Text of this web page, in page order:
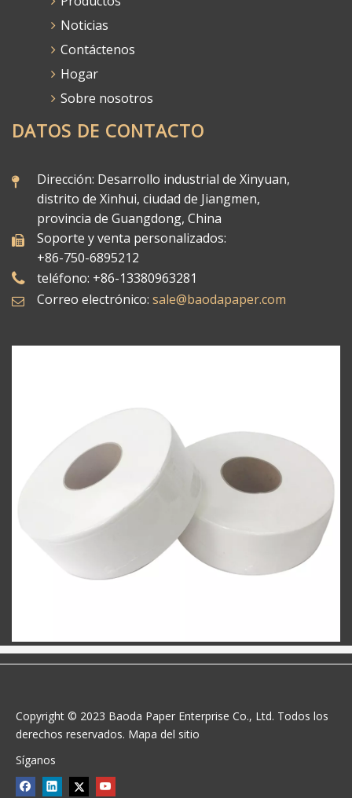
Noticias
Contáctenos
Hogar
Sobre nosotros
DATOS DE CONTACTO
Dirección: Desarrollo industrial de Xinyuan,
distrito de Xinhui, ciudad de Jiangmen,
provincia de Guangdong, China
Soporte y venta personalizados:
+86-750-6895212
teléfono: +86-13380963281
Correo electrónico: sale@baodapaper.com​​​​​​​
Copyright © 2023 Baoda Paper Enterprise Co., Ltd. Todos los
derechos reservados. Mapa del sitio
Síganos